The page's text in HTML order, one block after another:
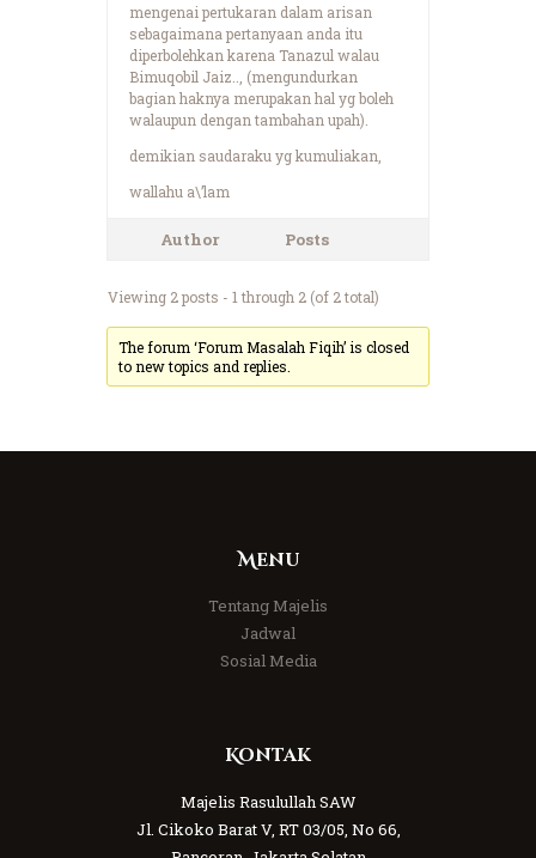
mengenai pertukaran dalam arisan
sebagaimana pertanyaan anda itu
diperbolehkan karena Tanazul walau
Bimuqobil Jaiz.., (mengundurkan
bagian haknya merupakan hal yg boleh
walaupun dengan tambahan upah).
demikian saudaraku yg kumuliakan,
wallahu a\’lam
Author Posts
Viewing 2 posts - 1 through 2 (of 2 total)
The forum ‘Forum Masalah Fiqih’ is closed
to new topics and replies.
Menu
Tentang Majelis
Jadwal
Sosial Media
Kontak
Majelis Rasulullah SAW
Jl. Cikoko Barat V, RT 03/05, No 66,